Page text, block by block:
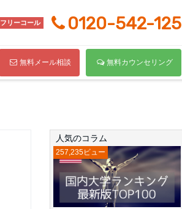
フリーコール 0120-542-125
無料メール相談 無料カウンセリング
人気のコラム
257,235ビュー